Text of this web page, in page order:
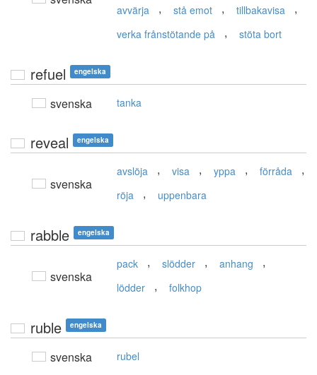
avvärja , stå emot , tillbakavisa ,
verka frånstötande på , stöta bort
refuel engelska
svenska tanka
reveal engelska
svenska
avslöja , visa , yppa , förråda ,
röja , uppenbara
rabble engelska
svenska
pack , slödder , anhang ,
lödder , folkhop
ruble engelska
svenska rubel